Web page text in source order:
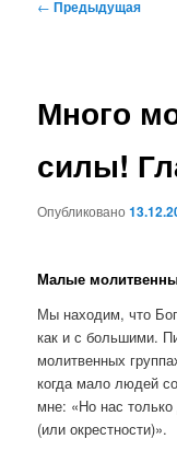
← Предыдущая
Много
силы!
Опубликовано
Малые
Мы находим, что
как и с большими.
молитвенных
когда мало людей
мне: «Но нас
(или окрестности)».